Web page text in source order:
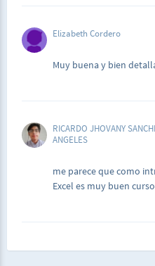
Elizabeth Cordero
Muy buena y bien
RICARDO JHOVANY
ANGELES
me parece que como
Excel es muy buen